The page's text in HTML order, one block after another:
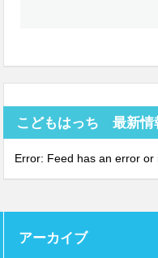
こどもはっち 最新情
Error: Feed has an error or
アーカイブ